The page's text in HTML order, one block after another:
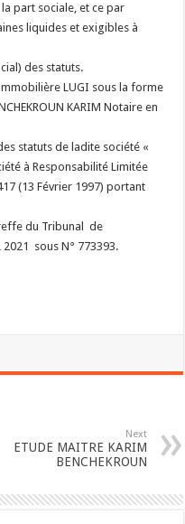
part sociale, et ce par
liquides et exigibles à
des statuts.
LUGI sous la forme
KARIM Notaire en
statuts de ladite société «
à Responsabilité Limitée
(13 Février 1997) portant
du Tribunal de
sous N° 773393.
Next
ETUDE MAITRE KARIM
BENCHEKROUN